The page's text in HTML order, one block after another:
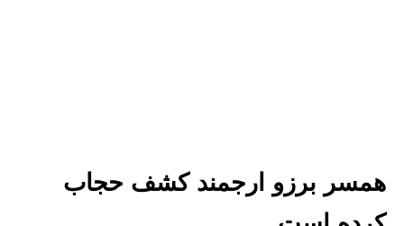
همسر برزو ارجمند کشف حجاب